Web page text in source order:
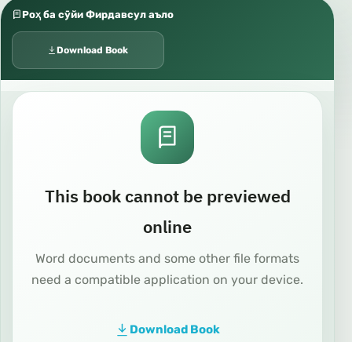
Роҳ ба сӯйи Фирдавсул аъло
Download Book
This book cannot be previewed
online
Word documents and some other file formats
need a compatible application on your device.
Download Book